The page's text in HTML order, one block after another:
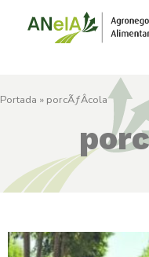
Portada » porcÃƒÂ­cola